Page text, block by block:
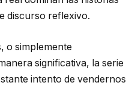
discurso reflexivo.
o simplemente
significativa, la serie
intento de vendernos